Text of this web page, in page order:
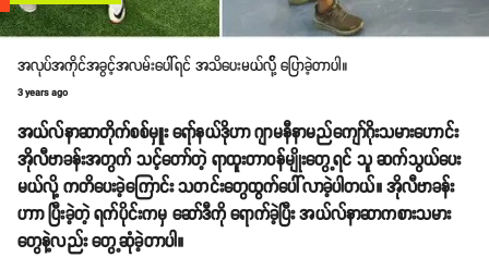
အလုပ်အကိုင်အခွင့်အလမ်းပေါ်ရင် အသိပေးမယ်လို့် ပြောခဲ့တာပါ။
3 years ago
အယ်လ်နာဆာတိုက်စစ်မှူး ရော်နယ်ဒိုဟာ ဂျာမနီနာမည်ကျော်ဂိုးသမားဟောင်း
အိုလီဗာခန်းအတွက် သင့်တော်တဲ့ ရာထူးတာဝန်မျိုးတွေ့ရင် သူ ဆက်သွယ်ပေး
မယ်လို့ ကတိပေးခဲ့ကြောင်း သတင်းတွေထွက်ပေါ်လာခဲ့ပါတယ်။ အိုလီဗာခန်း
ဟာာ ပြီးခဲ့တဲ့ ရက်ပိုင်းကမှ ဆော်ဒီကို ရောက်ခဲ့ပြီး အယ်လ်နာဆာကစားသမား
တွေနဲ့လည်း တွေ့ဆုံခဲ့တာပါ။